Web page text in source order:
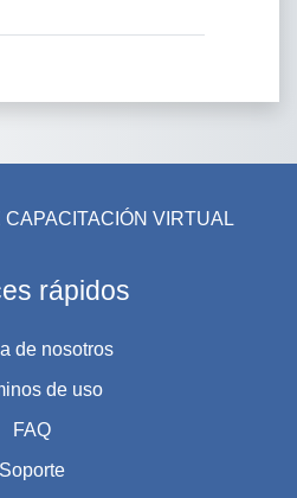
VIRTUAL
rápidos
de nosotros
de uso
FAQ
Soporte